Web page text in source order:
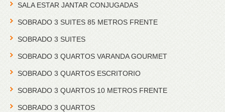
SALA ESTAR JANTAR CONJUGADAS
SOBRADO 3 SUITES 85 METROS FRENTE
SOBRADO 3 SUITES
SOBRADO 3 QUARTOS VARANDA GOURMET
SOBRADO 3 QUARTOS ESCRITORIO
SOBRADO 3 QUARTOS 10 METROS FRENTE
SOBRADO 3 QUARTOS